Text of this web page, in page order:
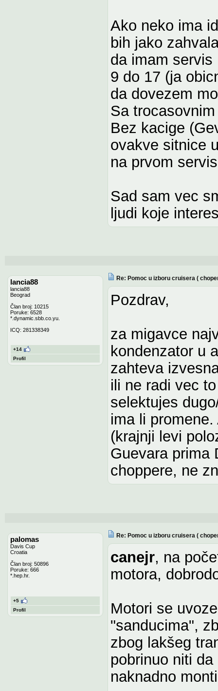
Ako neko ima
bih jako
da imam
9 do 17 (ja
da dovezem
Sa
Bez kacige
ovakve sitnice
na prvom
Sad sam vec
ljudi koje
lancia88
lancia88
Beograd
Član broj: 10215
Poruke: 6528
*.dynamic.sbb.co.yu.
ICQ: 281338349
+14
Profil
Re: Pomoc u izboru cruisera (
Pozdrav,
za migavce
kondenzator u
zahteva
ili ne radi vec
selektujes
ima li
(krajnji levi
Guevara prima
choppere, ne
palomas
Davis Cup
Croatia
Član broj: 50896
Poruke: 666
*.hep.hr.
+5
Profil
Re: Pomoc u izboru cruisera (
canejr, na
motora,
Motori se
"sanducima",
zbog lakšeg
pobrinuo niti
naknadno